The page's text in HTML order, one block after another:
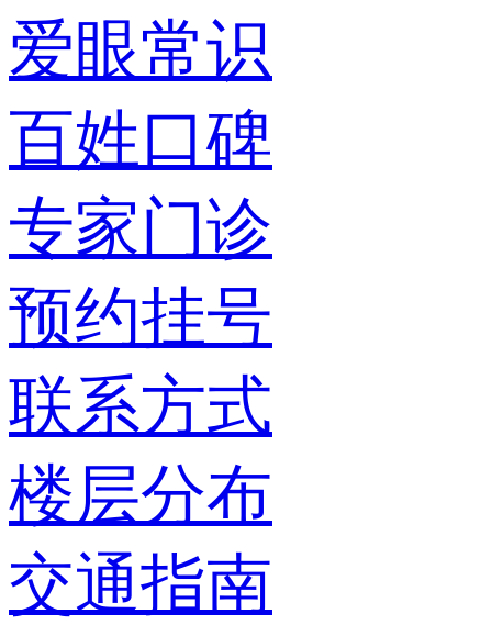
爱眼常识
百姓口碑
专家门诊
预约挂号
联系方式
楼层分布
交通指南